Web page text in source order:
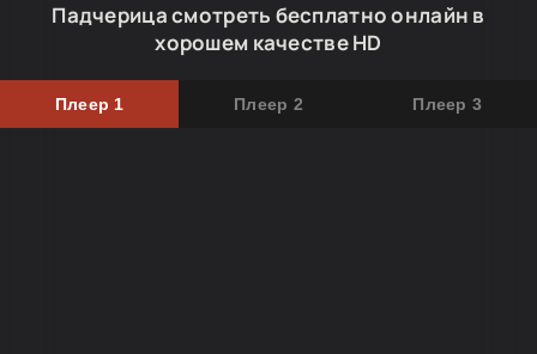
Падчерица смотреть бесплатно онлайн в
хорошем качестве HD
Плеер 1 Плеер 2 Плеер 3